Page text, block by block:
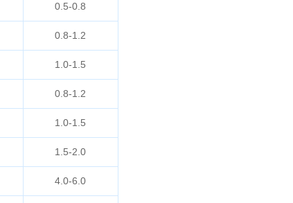
0.5-0.8
0.8-1.2
1.0-1.5
0.8-1.2
1.0-1.5
1.5-2.0
4.0-6.0